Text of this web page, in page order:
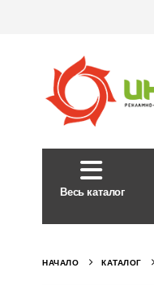
Весь каталог
НАЧАЛО КАТАЛОГ